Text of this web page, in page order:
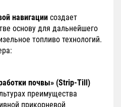
навигации создает
основу для дальнейшего
топливо технологий.
почвы» (Strip-Till)
преимущества
прикорневой